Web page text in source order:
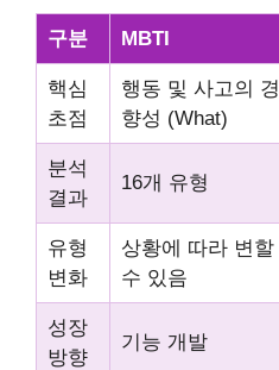
구분 MBTI
핵심
초점
행동 및 사고의 경
향성 (What)
분석
결과
16개 유형
유형
변화
상황에 따라 변할
수 있음
성장
방향
기능 개발